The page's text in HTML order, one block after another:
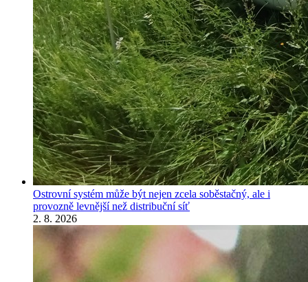
Ostrovní systém může být nejen zcela soběstačný, ale i
provozně levnější než distribuční síť
2. 8. 2026